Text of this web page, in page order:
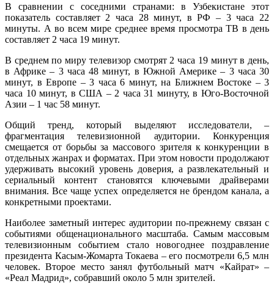
В сравнении с соседними странами: в Узбекистане этот
показатель составляет 2 часа 28 минут, в РФ – 3 часа 22
минуты. А во всем мире среднее время просмотра ТВ в день
составляет 2 часа 19 минут.
В среднем по миру телевизор смотрят 2 часа 19 минут в день,
в Африке – 3 часа 48 минут, в Южной Америке – 3 часа 30
минут, в Европе – 3 часа 6 минут, на Ближнем Востоке – 3
часа 10 минут, в США – 2 часа 31 минуту, в Юго-Восточной
Азии – 1 час 58 минут.
Общий тренд, который выделяют исследователи, –
фрагментация телевизионной аудитории. Конкуренция
смещается от борьбы за массового зрителя к конкуренции в
отдельных жанрах и форматах. При этом новости продолжают
удерживать высокий уровень доверия, а развлекательный и
сериальный контент становятся ключевыми драйверами
внимания. Все чаще успех определяется не брендом канала, а
конкретными проектами.
Наиболее заметный интерес аудитории по-прежнему связан с
событиями общенационального масштаба. Самым массовым
телевизионным событием стало новогоднее поздравление
президента Касым-Жомарта Токаева – его посмотрели 6,5 млн
человек. Второе место занял футбольный матч «Кайрат» –
«Реал Мадрид», собравший около 5 млн зрителей.